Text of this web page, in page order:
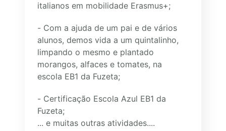
italianos em mobilidade Erasmus+;
- Com a ajuda de um pai e de vários
alunos, demos vida a um quintalinho,
limpando o mesmo e plantado
morangos, alfaces e tomates, na
escola EB1 da Fuzeta;
- Certificação Escola Azul EB1 da
Fuzeta;
... e muitas outras atividades....